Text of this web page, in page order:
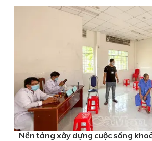
Nền tảng xây dựng cuộc sống